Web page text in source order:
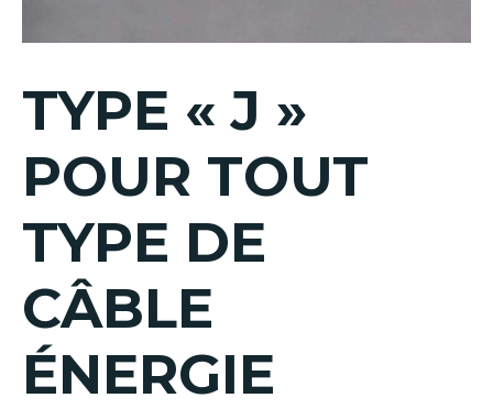
TYPE « J »
POUR TOUT
TYPE DE
CÂBLE
ÉNERGIE